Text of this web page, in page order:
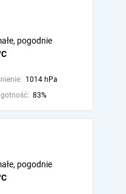
pogodnie
1014 hPa
83%
pogodnie